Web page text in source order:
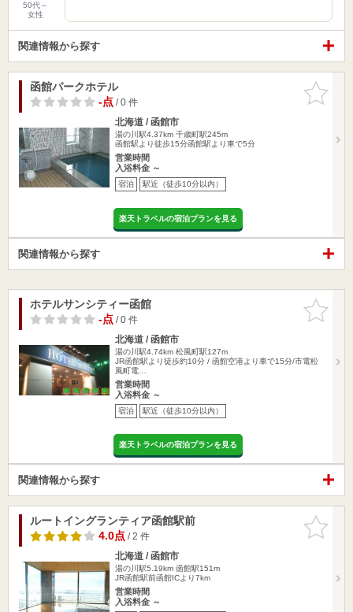
50代～
女性
関連情報から探す
お気に入
りに追加
函館パークホテル
-点/ 0 件
北海道 / 函館市
湯の川駅4.37km 千歳町駅245m
函館駅より徒歩15分函館駅より車で5分
営業時間
入浴料金 ～
宿泊 駅近（徒歩10分以内）
楽天トラベルの宿泊プランを見る
関連情報から探す
お気に入
りに追加
ホテルサンシティー函館
-点/ 0 件
北海道 / 函館市
湯の川駅4.74km 松風町駅127m
JR函館駅より徒歩約10分 / 函館空港より車で15分/市電松
風町電…
営業時間
入浴料金 ～
宿泊 駅近（徒歩10分以内）
楽天トラベルの宿泊プランを見る
関連情報から探す
お気に入
りに追加
ルートイングランティア函館駅前
4.0点/ 2 件
北海道 / 函館市
湯の川駅5.19km 函館駅151m
JR函館駅前函館ICより7km
営業時間
入浴料金 ～